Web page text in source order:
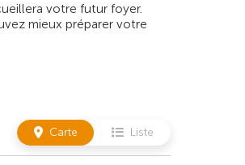
votre futur foyer.
mieux préparer votre
Carte Liste